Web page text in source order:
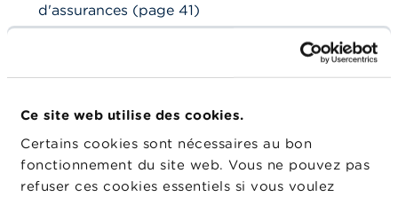
Ce site web utilise des cookies.
Certains cookies sont nécessaires au bon
fonctionnement du site web. Vous ne pouvez pas
refuser ces cookies essentiels si vous voulez
d'assurances (page 41)
les personnes responsables
concernées par la distribution
d'assurances